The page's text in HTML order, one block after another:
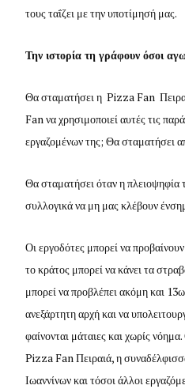
τους ταΐζει με την υποτίμησή μας.
Την ιστορία τη γράφουν όσοι
Θα σταματήσει η Pizza Fan
Fan να χρησιμοποιεί αυτές τις
εργαζομένων της; Θα σταματήσει
Θα σταματήσει όταν η πλειοψηφία
συλλογικά να μη μας κλέβουν
Οι εργοδότες μπορεί να
το κράτος μπορεί να κάνει τα
μπορεί να προβλέπει ακόμη και
ανεξάρτητη αρχή και να
φαίνονται μάταιες και χωρίς
Pizza Fan Πειραιά, η
Ιωαννίνων και τόσοι άλλοι